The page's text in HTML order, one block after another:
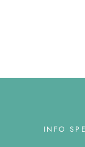
INFO